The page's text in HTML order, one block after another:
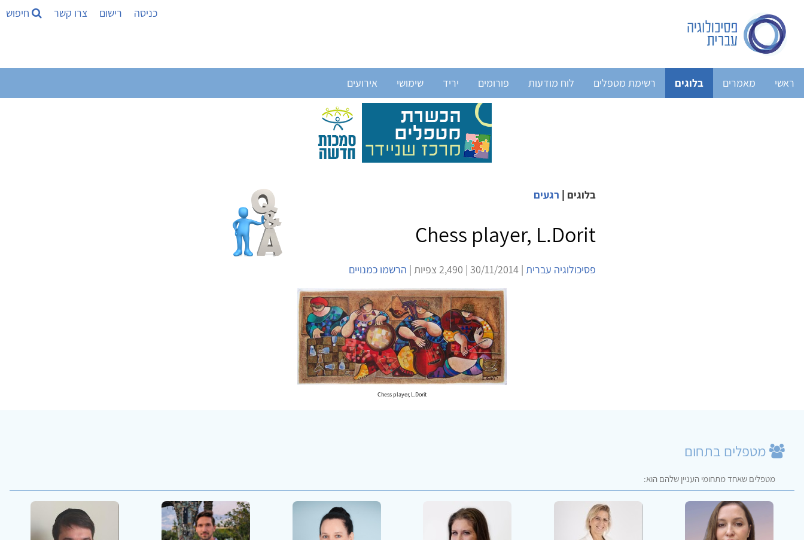
כניסה רישום צרו קשר חיפוש
ראשי מאמרים בלוגים רשימת מטפלים לוח מודעות פורומים יריד שימושי אירועים
בלוגים | רגעים
Chess player, L.Dorit
פסיכולוגיה עברית | 30/11/2014 | 2,490 צפיות | הרשמו כמנויים
Chess player, L.Dorit
מטפלים בתחום
מטפלים שאחד מתחומי העניין שלהם הוא: